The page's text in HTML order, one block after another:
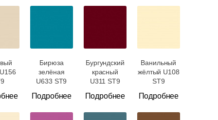
Бирюза
зелёная
U633 ST9
Подробнее
Бургундский
красный
U311 ST9
Подробнее
Ванильный
жёлтый U108
ST9
Подробнее